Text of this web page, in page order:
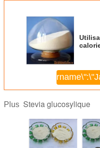
Plus Stevia glucosylique